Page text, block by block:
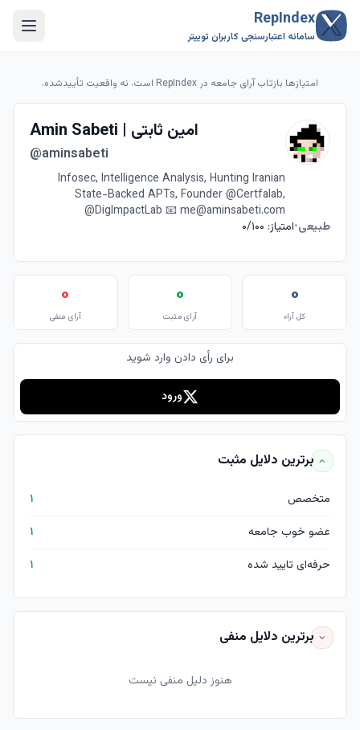
RepIndex
سامانه اعتبارسنجی کاربران توییتر
امتیازها بازتاب آرای جامعه در RepIndex است، نه واقعیت تأییدشده.
Amin Sabeti | امین ثابتی
@aminsabeti
Infosec, Intelligence Analysis,‌ Hunting Iranian
State-Backed APTs, Founder @Certfalab,
@DigImpactLab 📧 me@aminsabeti.com
طبیعی•امتیاز: ۰/۱۰۰
۰
کل آراء
۰
آرای مثبت
۰
آرای منفی
برای رأی دادن وارد شوید
ورود
برترین دلایل مثبت
متخصص
۱
عضو خوب جامعه
۱
حرفه‌ای تایید شده
۱
برترین دلایل منفی
هنوز دلیل منفی نیست